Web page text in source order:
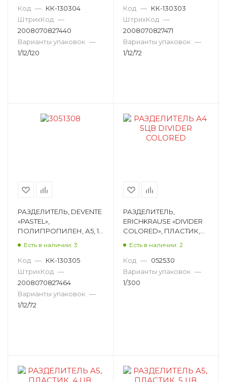
Код — КК-130304
ШтрихКод —
2008070827440
Варианты упаковок —
1/12/120
Код — КК-130303
ШтрихКод —
2008070827471
Варианты упаковок —
1/12/72
РАЗДЕЛИТЕЛЬ, DEVENTE
«PASTEL»,
ПОЛИПРОПИЛЕН, А5, 12
Есть в наличии: 3
Код — КК-130305
ШтрихКод —
2008070827464
Варианты упаковок —
1/12/72
РАЗДЕЛИТЕЛЬ,
ERICHKRAUSE «DIVIDER
COLORED», ПЛАСТИК,
Есть в наличии: 2
Код — 052530
Варианты упаковок —
1/300